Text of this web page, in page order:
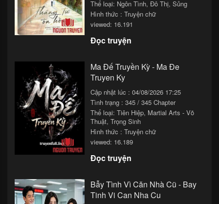
Chapter 18
22/11/2025 09:33
Chapter 17
Chapter 15
22/11/2025 03:33
Chapter 14
22/11/2025 01:33
Chapter 13
21/11/2025 23:33
Chapter 12
21/11/2025 21:33
Chapter 11
Chapter 9
21/11/2025 15:33
Chapter 8
21/11/2025 13:33
Thể loại: Ngôn Tình, Đô Thị, Sủng
Hình thức : Truyện chữ
viewed: 16.191
Đọc truyện
Ma Đế Truyền Kỳ - Ma Đe
Truyen Ky
Cập nhật lúc : 04/08/2026 17:25
Tình trạng : 345 / 345 Chapter
Thể loại: Tiên Hiệp, Martial Arts - Võ
Thuật, Trọng Sinh
Hình thức : Truyện chữ
viewed: 16.189
Đọc truyện
Bẫy Tình Vì Căn Nhà Cũ - Bay
Tinh Vi Can Nha Cu